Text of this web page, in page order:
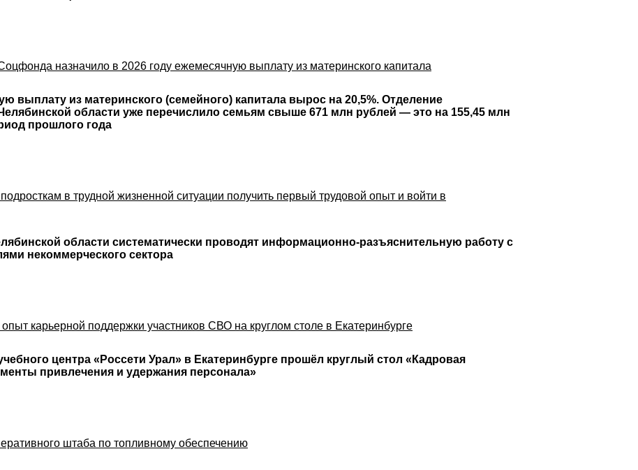
назначило в 2026 году ежемесячную выплату из материнского капитала
выплату из материнского (семейного) капитала вырос на 20,5%. Отделение
области уже перечислило семьям свыше 671 млн рублей — это на 155,45 млн
прошлого года
в трудной жизненной ситуации получить первый трудовой опыт и войти в
области систематически проводят информационно-разъяснительную работу с
некоммерческого сектора
карьерной поддержки участников СВО на круглом столе в Екатеринбурге
центра «Россети Урал» в Екатеринбурге прошёл круглый стол «Кадровая
привлечения и удержания персонала»
штаба по топливному обеспечению